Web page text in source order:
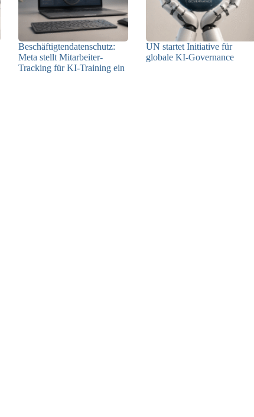
Beschäftigtendatenschutz:
Meta stellt Mitarbeiter-
Tracking für KI-Training ein
UN startet Initiative für
globale KI-Governance